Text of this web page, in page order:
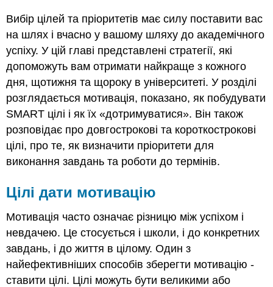
Вибір цілей та пріоритетів має силу поставити вас
на шлях і вчасно у вашому шляху до академічного
успіху. У цій главі представлені стратегії, які
допоможуть вам отримати найкраще з кожного
дня, щотижня та щороку в університеті. У розділі
розглядається мотивація, показано, як побудувати
SMART цілі і як їх «дотримуватися». Він також
розповідає про довгострокові та короткострокові
цілі, про те, як визначити пріоритети для
виконання завдань та роботи до термінів.
Цілі дати мотивацію
Мотивація часто означає різницю між успіхом і
невдачею. Це стосується і школи, і до конкретних
завдань, і до життя в цілому. Один з
найефективніших способів зберегти мотивацію -
ставити цілі. Цілі можуть бути великими або